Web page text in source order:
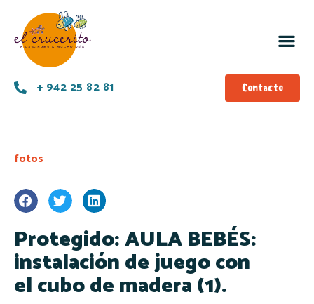
+ 942 25 82 81 Contacto
fotos
Protegido: AULA BEBÉS:
instalación de juego con
el cubo de madera (1).